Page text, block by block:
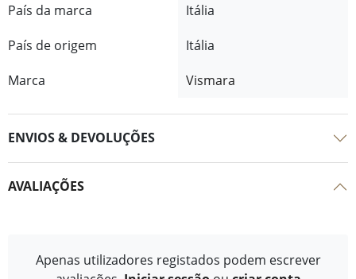
País da marca
Itália
País de origem
Itália
Marca
Vismara
ENVIOS & DEVOLUÇÕES
AVALIAÇÕES
Apenas utilizadores registados podem escrever